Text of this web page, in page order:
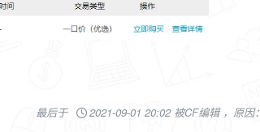
最后于 2021-09-01 20:02 被CF编辑 ，原因：